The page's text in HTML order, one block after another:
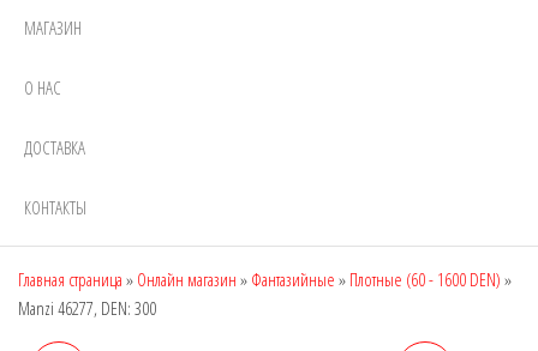
МАГАЗИН
О НАС
ДОСТАВКА
КОНТАКТЫ
Главная страница » Онлайн магазин » Фантазийные » Плотные (60 - 1600 DEN) »
Manzi 46277, DEN: 300